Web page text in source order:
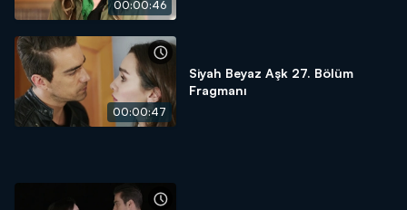
00:00:46
00:00:47
Siyah Beyaz Aşk 27. Bölüm
Fragmanı